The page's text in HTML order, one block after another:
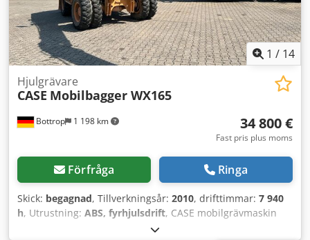
1 / 14
Bottrop 1 198 km
Hjulgrävare
CASE Mobilbagger WX165
34 800 €
Fast pris plus moms
Förfråga Ringa
Skick: begagnad, Tillverkningsår: 2010, drifttimmar: 7 940
h, Utrustning: ABS, fyrhjulsdrift, CASE mobilgrävmaskin
Typ: WX165 (hydraulisk grävmaskin)